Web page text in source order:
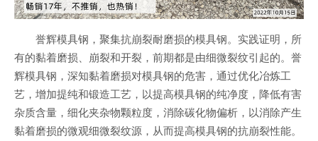
誉辉模具钢，聚集抗崩裂耐磨损的模具钢。实践证明，所
有的黏着磨损、崩裂和开裂，前期都是由细微裂纹引起的。誉
辉模具钢，深知黏着磨损对模具钢的危害，通过优化冶炼工
艺，增加提纯和锻造工艺，以提高模具钢的纯净度，降低有害
杂质含量，细化夹杂物颗粒度，消除碳化物偏析，以消除产生
黏着磨损的微观细微裂纹源，从而提高模具钢的抗崩裂性能。